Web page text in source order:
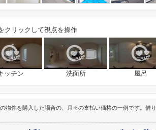
クリックして視点を操作
ッチン 洗面所 風呂
の物件を購入した場合の、月々の支払い価格の一例です。借